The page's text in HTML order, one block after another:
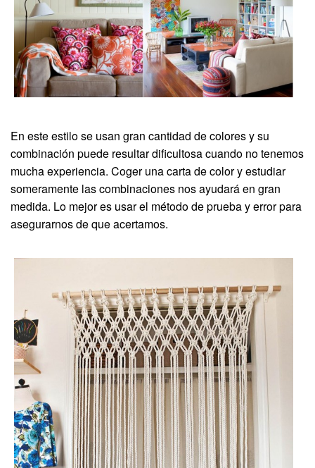
En este estilo se usan gran cantidad de colores y su
combinación puede resultar dificultosa cuando no tenemos
mucha experiencia. Coger una carta de color y estudiar
someramente las combinaciones nos ayudará en gran
medida. Lo mejor es usar el método de prueba y error para
asegurarnos de que acertamos.